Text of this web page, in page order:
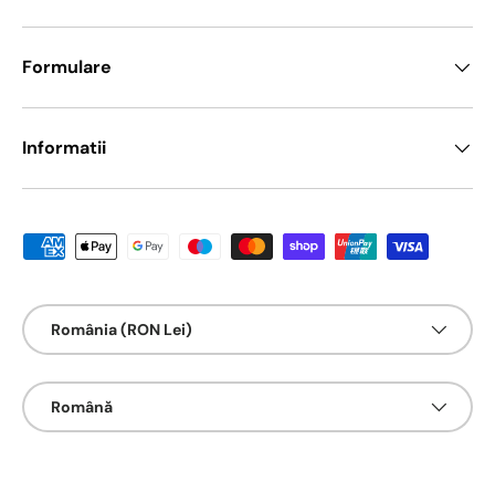
Formulare
Informatii
Metode de platā acceptate
Țarǎ/Regiune
România (RON Lei)
Limbā
Română